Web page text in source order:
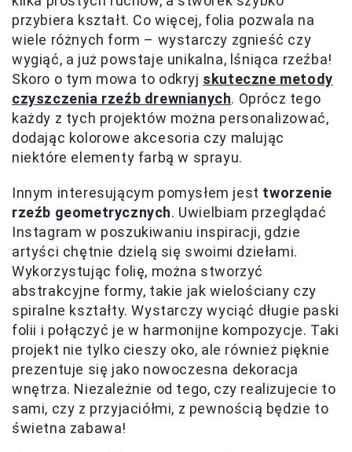
przybiera kształt. Co więcej, folia pozwala na
wiele różnych form – wystarczy zgnieść czy
wygiąć, a już powstaje unikalna, lśniąca rzeźba!
Skoro o tym mowa to odkryj skuteczne metody
czyszczenia rzeźb drewnianych. Oprócz tego
każdy z tych projektów można personalizować,
dodając kolorowe akcesoria czy malując
niektóre elementy farbą w sprayu.
Innym interesującym pomysłem jest tworzenie
rzeźb geometrycznych. Uwielbiam przeglądać
Instagram w poszukiwaniu inspiracji, gdzie
artyści chętnie dzielą się swoimi dziełami.
Wykorzystując folię, można stworzyć
abstrakcyjne formy, takie jak wielościany czy
spiralne kształty. Wystarczy wyciąć długie paski
folii i połączyć je w harmonijne kompozycje. Taki
projekt nie tylko cieszy oko, ale również pięknie
prezentuje się jako nowoczesna dekoracja
wnętrza. Niezależnie od tego, czy realizujecie to
sami, czy z przyjaciółmi, z pewnością będzie to
świetna zabawa!